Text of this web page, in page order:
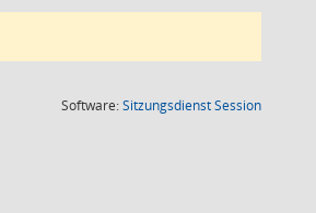
Software:SitzungsdienstSession(Wird in